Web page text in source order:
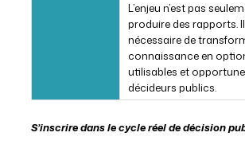
L’enjeu n’est pas
produire des rapports.
nécessaire de
connaissance en
utilisables et
décideurs publics.
S’inscrire dans le cycle réel de décision